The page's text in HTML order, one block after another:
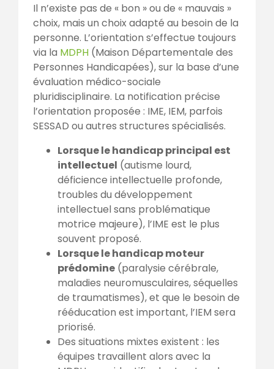
Il n’existe pas de « bon » ou de « mauvais »
choix, mais un choix adapté au besoin de la
personne. L’orientation s’effectue toujours
via la MDPH (Maison Départementale des
Personnes Handicapées), sur la base d’une
évaluation médico-sociale
pluridisciplinaire. La notification précise
l’orientation proposée : IME, IEM, parfois
SESSAD ou autres structures spécialisés.
Lorsque le handicap principal est
intellectuel (autisme lourd,
déficience intellectuelle profonde,
troubles du développement
intellectuel sans problématique
motrice majeure), l’IME est le plus
souvent proposé.
Lorsque le handicap moteur
prédomine (paralysie cérébrale,
maladies neuromusculaires, séquelles
de traumatismes), et que le besoin de
rééducation est important, l’IEM sera
priorisé.
Des situations mixtes existent : les
équipes travaillent alors avec la